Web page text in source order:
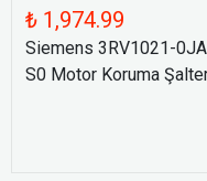
₺ 1,974.99
Siemens 3RV1021-
S0 Motor Koruma